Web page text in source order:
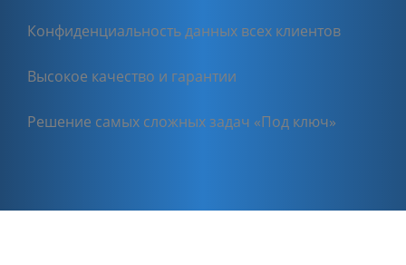
Конфиденциальность данных всех клиентов
Высокое качество и гарантии
Решение самых сложных задач «Под ключ»